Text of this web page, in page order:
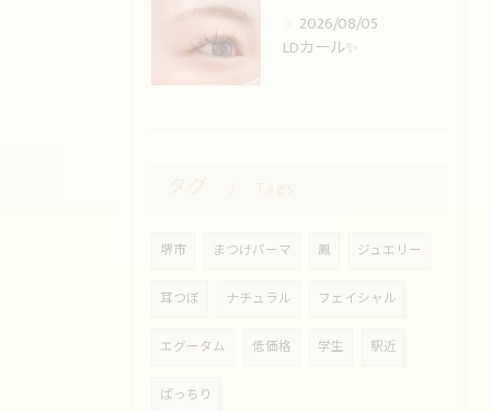
2026/08/05
LDカール✨️
タグ Tags
堺市 まつげパーマ 鳳 ジュエリー
耳つぼ ナチュラル フェイシャル
エグータム 低価格 学生 駅近
ぱっちり